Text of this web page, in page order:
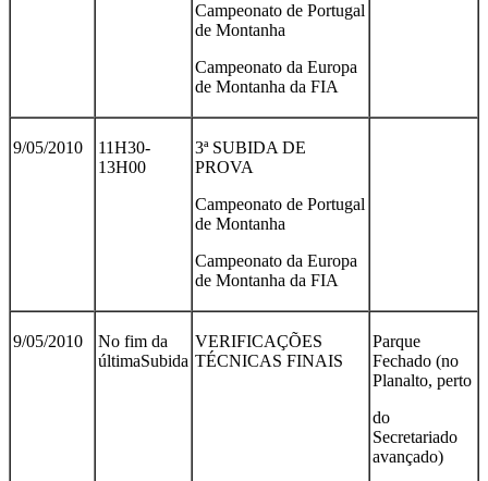
Campeonato de Portugal
de Montanha
Campeonato da Europa
de Montanha da FIA
9/05/2010
11H30-
13H00
3ª SUBIDA DE
PROVA
Campeonato de Portugal
de Montanha
Campeonato da Europa
de Montanha da FIA
9/05/2010
No fim da
últimaSubida
VERIFICAÇÕES
TÉCNICAS FINAIS
Parque
Fechado (no
Planalto, perto
do
Secretariado
avançado)